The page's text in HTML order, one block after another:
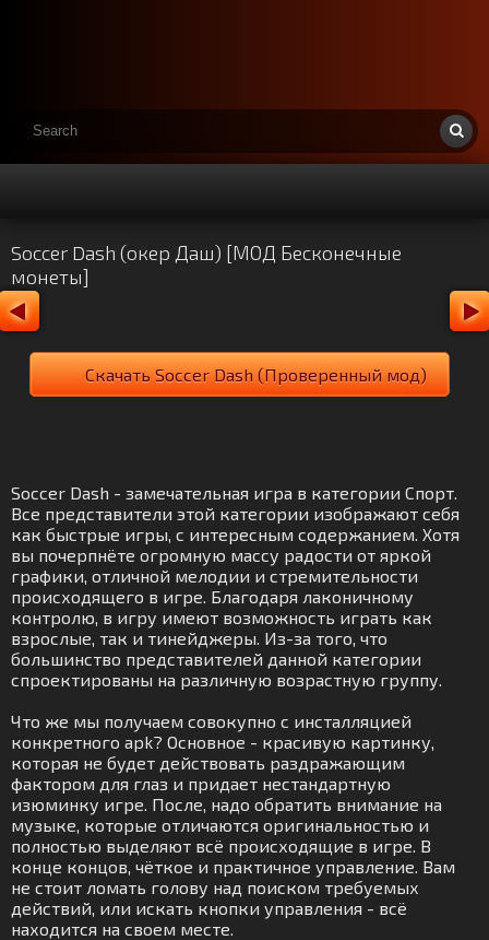
Soccer Dash (окер Даш) [МОД Бесконечные
монеты]
Скачать Soccer Dash (Проверенный мод)
Soccer Dash - замечательная игра в категории Спорт.
Все представители этой категории изображают себя
как быстрые игры, с интересным содержанием. Хотя
вы почерпнёте огромную массу радости от яркой
графики, отличной мелодии и стремительности
происходящего в игре. Благодаря лаконичному
контролю, в игру имеют возможность играть как
взрослые, так и тинейджеры. Из-за того, что
большинство представителей данной категории
спроектированы на различную возрастную группу.
Что же мы получаем совокупно с инсталляцией
конкретного apk? Основное - красивую картинку,
которая не будет действовать раздражающим
фактором для глаз и придает нестандартную
изюминку игре. После, надо обратить внимание на
музыке, которые отличаются оригинальностью и
полностью выделяют всё происходящие в игре. В
конце концов, чёткое и практичное управление. Вам
не стоит ломать голову над поиском требуемых
действий, или искать кнопки управления - всё
находится на своем месте.